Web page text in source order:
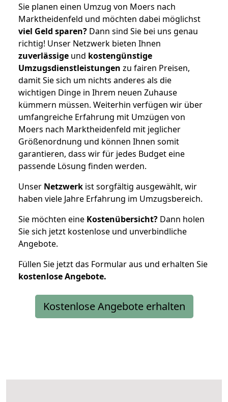
Sie planen einen Umzug von Moers nach
Marktheidenfeld und möchten dabei möglichst
viel Geld sparen? Dann sind Sie bei uns genau
richtig! Unser Netzwerk bieten Ihnen
zuverlässige und kostengünstige
Umzugsdienstleistungen zu fairen Preisen,
damit Sie sich um nichts anderes als die
wichtigen Dinge in Ihrem neuen Zuhause
kümmern müssen. Weiterhin verfügen wir über
umfangreiche Erfahrung mit Umzügen von
Moers nach Marktheidenfeld mit jeglicher
Größenordnung und können Ihnen somit
garantieren, dass wir für jedes Budget eine
passende Lösung finden werden.
Unser Netzwerk ist sorgfältig ausgewählt, wir
haben viele Jahre Erfahrung im Umzugsbereich.
Sie möchten eine Kostenübersicht? Dann holen
Sie sich jetzt kostenlose und unverbindliche
Angebote.
Füllen Sie jetzt das Formular aus und erhalten Sie
kostenloseAngebote.
Kostenlose Angebote erhalten